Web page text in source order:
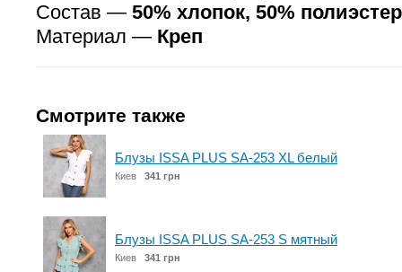
Состав — 50% хлопок, 50% полиэстер
Материал — Креп
Смотрите также
Блузы ISSA PLUS SA-253 XL белый
Киев 341 грн
Блузы ISSA PLUS SA-253 S мятный
Киев 341 грн